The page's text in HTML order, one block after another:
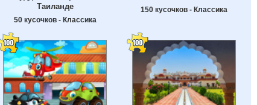
Таиланде
50 кусочков - Классика
150 кусочков - Классика